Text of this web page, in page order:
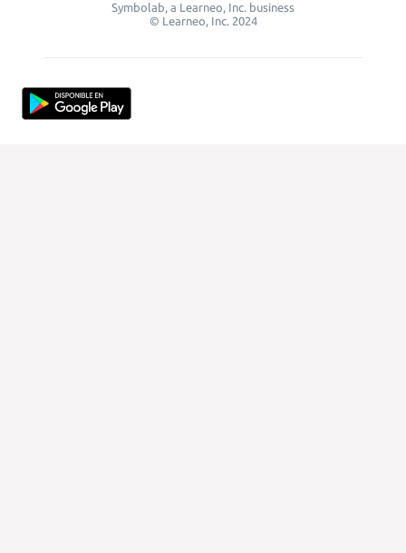
Symbolab, a Learneo, Inc. business
© Learneo, Inc. 2024